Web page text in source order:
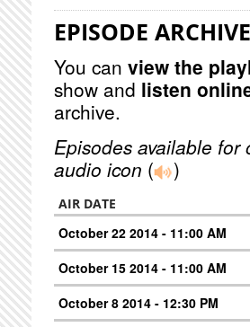
EPISODE ARCHIVE
You can view the
show and listen
archive.
Episodes available
audio icon ( )
AIR DATE
October 22 2014 - 11:00 AM
October 15 2014 - 11:00 AM
October 8 2014 - 12:30 PM